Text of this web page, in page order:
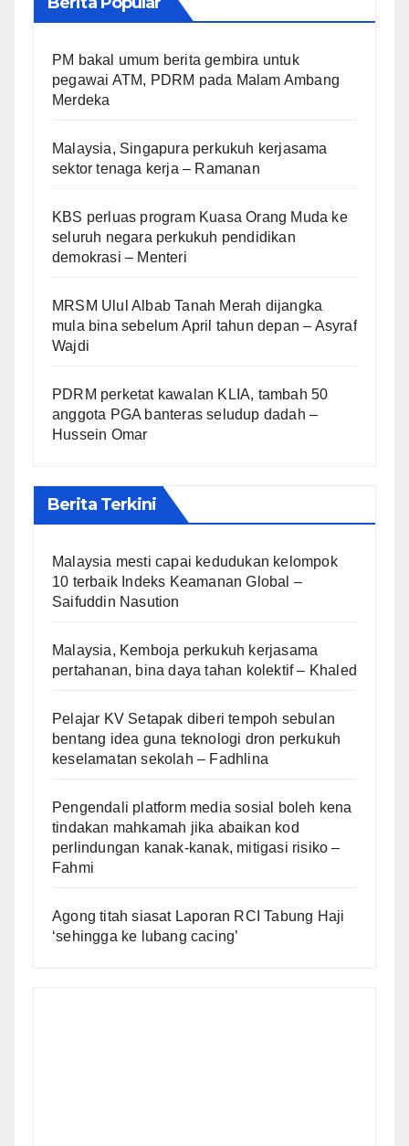
PM bakal umum berita gembira untuk
pegawai ATM, PDRM pada Malam Ambang
Merdeka
Malaysia, Singapura perkukuh kerjasama
sektor tenaga kerja – Ramanan
KBS perluas program Kuasa Orang Muda ke
seluruh negara perkukuh pendidikan
demokrasi – Menteri
MRSM Ulul Albab Tanah Merah dijangka
mula bina sebelum April tahun depan – Asyraf
Wajdi
PDRM perketat kawalan KLIA, tambah 50
anggota PGA banteras seludup dadah –
Hussein Omar
Berita Terkini
Malaysia mesti capai kedudukan kelompok
10 terbaik Indeks Keamanan Global –
Saifuddin Nasution
Malaysia, Kemboja perkukuh kerjasama
pertahanan, bina daya tahan kolektif – Khaled
Pelajar KV Setapak diberi tempoh sebulan
bentang idea guna teknologi dron perkukuh
keselamatan sekolah – Fadhlina
Pengendali platform media sosial boleh kena
tindakan mahkamah jika abaikan kod
perlindungan kanak-kanak, mitigasi risiko –
Fahmi
Agong titah siasat Laporan RCI Tabung Haji
‘sehingga ke lubang cacing’